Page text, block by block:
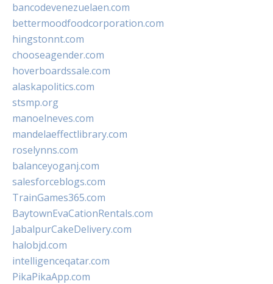
bancodevenezuelaen.com
bettermoodfoodcorporation.com
hingstonnt.com
chooseagender.com
hoverboardssale.com
alaskapolitics.com
stsmp.org
manoelneves.com
mandelaeffectlibrary.com
roselynns.com
balanceyoganj.com
salesforceblogs.com
TrainGames365.com
BaytownEvaCationRentals.com
JabalpurCakeDelivery.com
halobjd.com
intelligenceqatar.com
PikaPikaApp.com